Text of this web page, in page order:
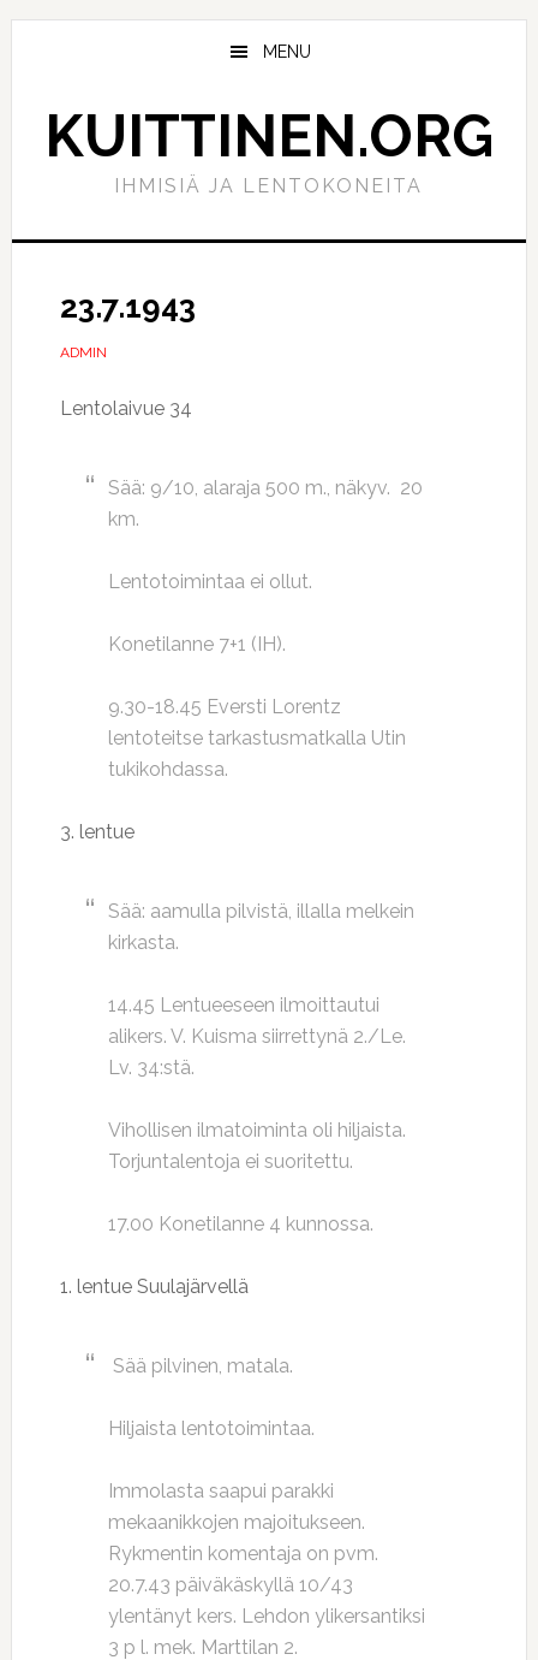
Hyppää
Hyppää
MENU
KUITTINEN.ORG
IHMISIÄ JA LENTOKONEITA
23.7.1943
ADMIN
Lentolaivue 34
Sää: 9/10, alaraja 500 m., näkyv. 20
km.
Lentotoimintaa ei ollut.
Konetilanne 7+1 (IH).
9.30-18.45 Eversti Lorentz
lentoteitse tarkastusmatkalla Utin
tukikohdassa.
3. lentue
Sää: aamulla pilvistä, illalla melkein
kirkasta.
14.45 Lentueeseen ilmoittautui
alikers. V. Kuisma siirrettynä 2./Le.
Lv. 34:stä.
Vihollisen ilmatoiminta oli hiljaista.
Torjuntalentoja ei suoritettu.
17.00 Konetilanne 4 kunnossa.
1. lentue Suulajärvellä
Sää pilvinen, matala.
Hiljaista lentotoimintaa.
Immolasta saapui parakki
mekaanikkojen majoitukseen.
Rykmentin komentaja on pvm.
20.7.43 päiväkäskyllä 10/43
ylentänyt kers. Lehdon ylikersantiksi
3 p l. mek. Marttilan 2.